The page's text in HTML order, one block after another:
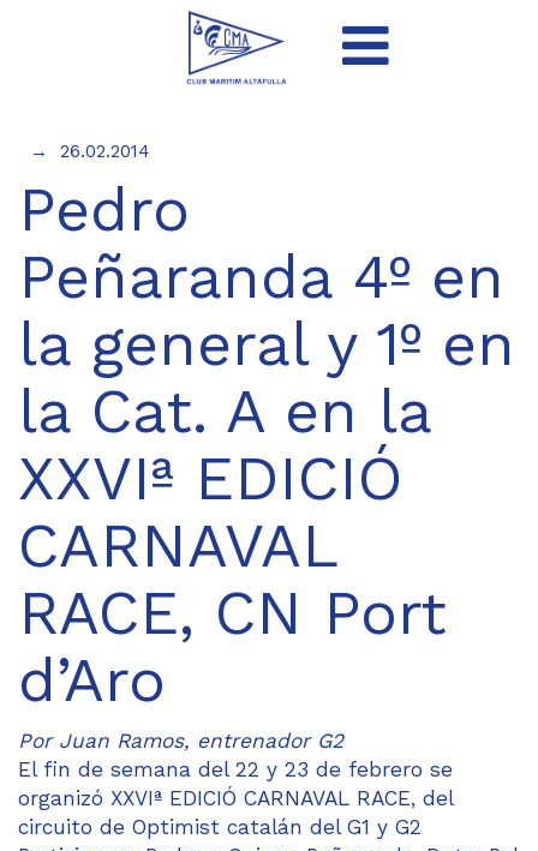
26.02.2014
Pedro
Peñaranda 4º en
la general y 1º en
la Cat. A en la
XXVIª EDICIÓ
CARNAVAL
RACE, CN Port
d’Aro
Por Juan Ramos, entrenador G2
El fin de semana del 22 y 23 de febrero se
organizó XXVIª EDICIÓ CARNAVAL RACE, del
circuito de Optimist catalán del G1 y G2